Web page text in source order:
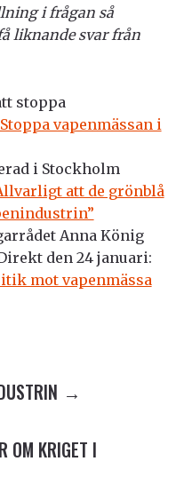
i frågan så
liknande svar från
stoppa
vapenmässan i
i Stockholm
att de grönblå
Anna König
den 24 januari:
mot vapenmässa
OM KRIGET I